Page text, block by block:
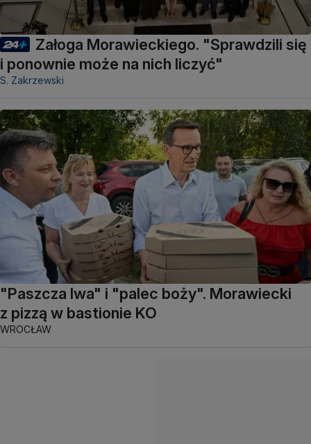
Załoga Morawieckiego. "Sprawdzili się
i ponownie może na nich liczyć"
S. Zakrzewski
"Paszcza lwa" i "palec boży". Morawiecki
z pizzą w bastionie KO
WROCŁAW